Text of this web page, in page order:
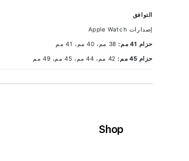
التوافق
إصدارات Apple Watch
حزام 41 مم: 38 مم، 40 مم، 41 مم
حزام 45 مم: 42 مم، 44 مم، 45 مم، 49 مم
Shop